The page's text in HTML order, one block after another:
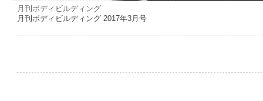
月刊ボディビルディング
月刊ボディビルディング 2017年3月号